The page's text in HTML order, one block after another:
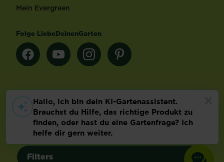
Filters
Mein Evergreen
Folge LiebeDeinenGarten
Länderauswahl
Footer
Impressum & AGB
©2026 Evergreen Garden Care Deutschland GmbH